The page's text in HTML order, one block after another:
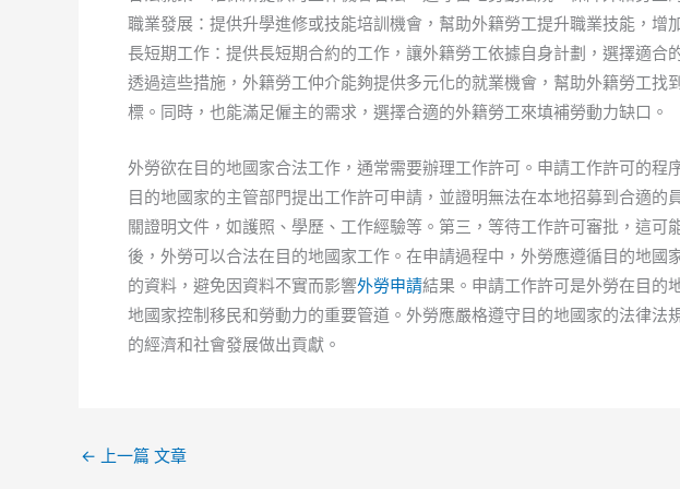
職業發展：提供升學進修或技能培訓機會，幫助外籍勞工提升職業技能，增
長短期工作：提供長短期合約的工作，讓外籍勞工依據自身計劃，選擇適合
透過這些措施，外籍勞工仲介能夠提供多元化的就業機會，幫助外籍勞工找
標。同時，也能滿足僱主的需求，選擇合適的外籍勞工來填補勞動力缺口。
外勞欲在目的地國家合法工作，通常需要辦理工作許可。申請工作許可的程
目的地國家的主管部門提出工作許可申請，並證明無法在本地招募到合適的
關證明文件，如護照、學歷、工作經驗等。第三，等待工作許可審批，這可
後，外勞可以合法在目的地國家工作。在申請過程中，外勞應遵循目的地國
的資料，避免因資料不實而影響外勞申請結果。申請工作許可是外勞在目的
地國家控制移民和勞動力的重要管道。外勞應嚴格遵守目的地國家的法律法
的經濟和社會發展做出貢獻。
← 上一篇 文章